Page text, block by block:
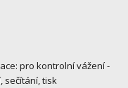
pro kontrolní vážení -
sečítání, tisk